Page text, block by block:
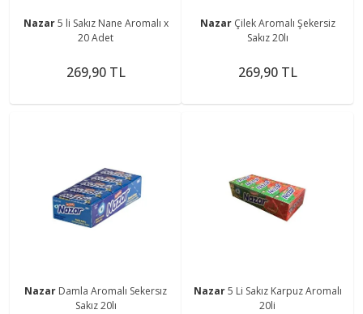
Nazar5 li Sakız Nane Aromalı x
20 Adet
269,90 TL
Nazar Çilek Aromalı Şekersiz
Sakız 20lı
269,90 TL
Nazar Damla Aromalı Sekersız
Sakız 20lı
Nazar5 Li Sakız Karpuz Aromalı
20li